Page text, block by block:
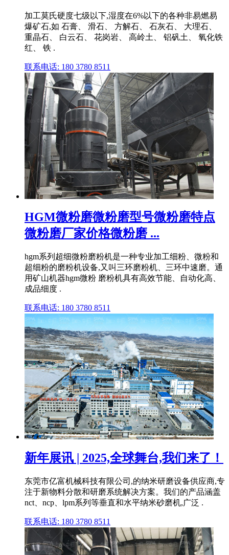
加工莫氏硬度七级以下,湿度在6%以下的各种非易燃易
爆矿石,如 石膏、 滑石、 方解石、 石灰石、 大理石、
重晶石、 白云石、 花岗岩、 高岭土、 铝矾土、 氧化铁
红、 铁 .
联系电话: 180 3780 8511
HGM微粉磨微粉磨型号微粉磨特点
微粉磨厂家价格微粉磨 ...
hgm系列超细微粉磨粉机是一种专业加工细粉、微粉和
超细粉的磨粉机设备,又叫三环磨粉机、三环中速磨。通
用矿山机器hgm微粉 磨粉机具有高效节能、自动化高、
成品细度 .
联系电话: 180 3780 8511
新年展讯 | 2025,全球舞台,我们来了！
东莞市亿富机械科技有限公司,的纳米研磨设备供应商,专
注于新物料分散和研磨系统解决方案。我们的产品涵盖
nct、ncp、lpm系列等垂直和水平纳米砂磨机,广泛 .
联系电话: 180 3780 8511